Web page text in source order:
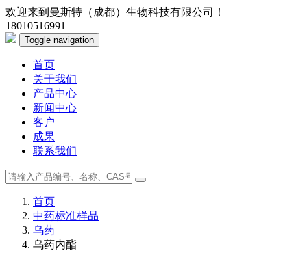
欢迎来到曼斯特（成都）生物科技有限公司！
18010516991
Toggle navigation
首页
关于我们
产品中心
新闻中心
客户
成果
联系我们
首页
中药标准样品
乌药
乌药内酯